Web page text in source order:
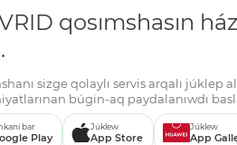
qosımshasın
sizge qolaylı servis arqalı júklep
búgin-aq paydalanıwdı
bar
Play
Júklew
App Store
Júklew
App